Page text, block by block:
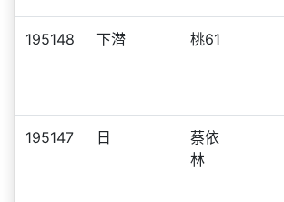
195148 下潜 桃61
195147 日
蔡依
林